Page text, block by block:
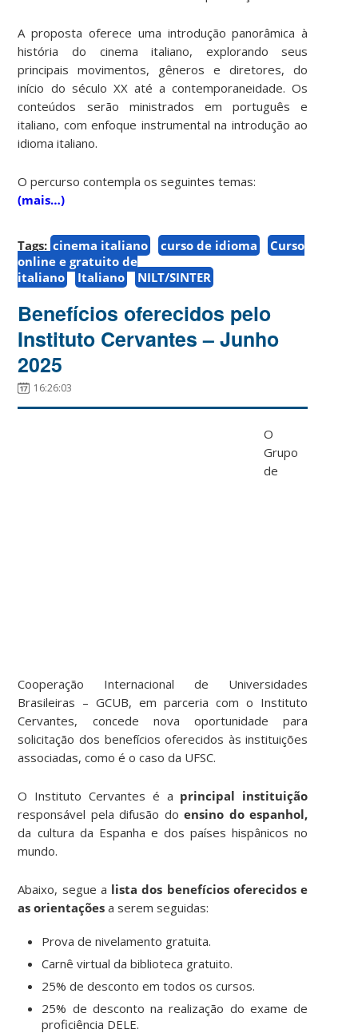
A proposta oferece uma introdução panorâmica à
história do cinema italiano, explorando seus
principais movimentos, gêneros e diretores, do
início do século XX até a contemporaneidade. Os
conteúdos serão ministrados em português e
italiano, com enfoque instrumental na introdução ao
idioma italiano.
O percurso contempla os seguintes temas:
(mais…)
Tags: cinema italiano curso de idioma
Curso
online e gratuito de
italiano
Italiano NILT/SINTER
Benefícios oferecidos pelo
Instituto Cervantes – Junho
2025
16:26:03
O
Grupo
de
Cooperação Internacional de Universidades
Brasileiras – GCUB, em parceria com o Instituto
Cervantes, concede nova oportunidade para
solicitação dos benefícios oferecidos às instituições
associadas, como é o caso da UFSC.
O Instituto Cervantes é a principal instituição
responsável pela difusão doensino do espanhol,
da cultura da Espanha e dos países hispânicos no
mundo.
Abaixo, segue a lista dos benefícios oferecidos e
as orientações a serem seguidas:
Prova de nivelamento gratuita.
Carnê virtual da biblioteca gratuito.
25% de desconto em todos os cursos.
25% de desconto na realização do exame de
proficiência DELE.